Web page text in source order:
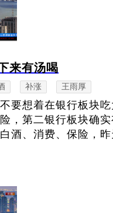
来有汤喝
补涨 王雨厚
要想着在银行板块
，第二银行板块确
酒、消费、保险，